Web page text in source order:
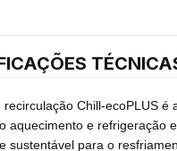
recirculação Chill-ecoPLUS
aquecimento e refrigeração
sustentável para o